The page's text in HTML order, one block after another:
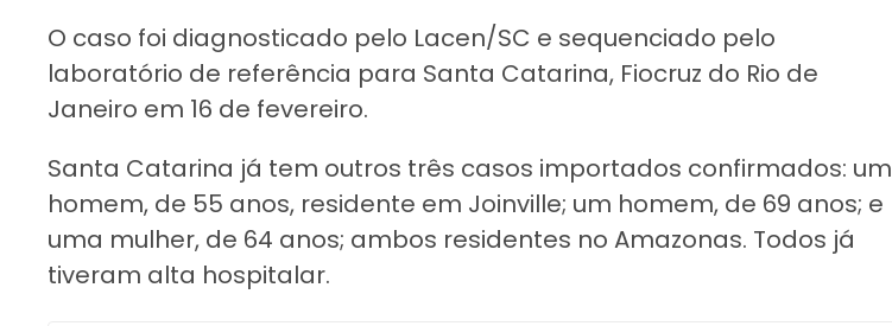
O caso foi diagnosticado pelo Lacen/SC e sequenciado pelo
laboratório de referência para Santa Catarina, Fiocruz do Rio de
Janeiro em 16 de fevereiro.
Santa Catarina já tem outros três casos importados confirmados: um
homem, de 55 anos, residente em Joinville; um homem, de 69 anos; e
uma mulher, de 64 anos; ambos residentes no Amazonas. Todos já
tiveram alta hospitalar.